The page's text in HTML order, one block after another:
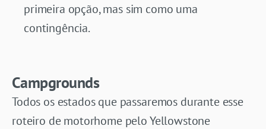
primeira opção, mas sim como uma
contingência.
Campgrounds
Todos os estados que passaremos durante esse
roteiro de motorhome pelo Yellowstone